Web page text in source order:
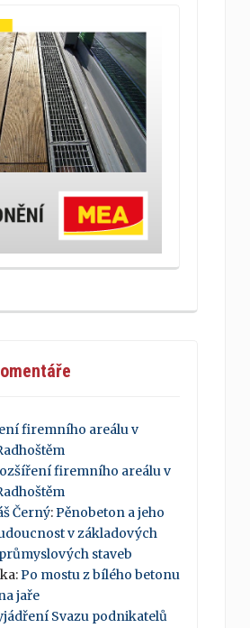
firemního areálu v
firemního areálu v
Černý:Pěnobeton a jeho
v základových
staveb
:Po mostu z bílého betonu
jaře
Svazu podnikatelů